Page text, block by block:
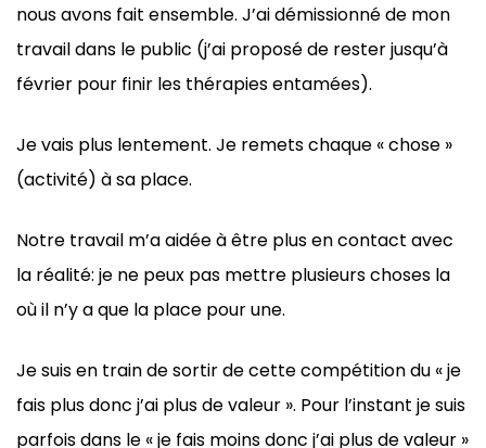
nous avons fait ensemble. J’ai démissionné de mon
travail dans le public (j’ai proposé de rester jusqu’à
février pour finir les thérapies entamées).
Je vais plus lentement. Je remets chaque « chose »
(activité) à sa place.
Notre travail m’a aidée à être plus en contact avec
la réalité: je ne peux pas mettre plusieurs choses la
où il n’y a que la place pour une.
Je suis en train de sortir de cette compétition du « je
fais plus donc j’ai plus de valeur ». Pour l’instant je suis
parfois dans le « je fais moins donc j’ai plus de valeur »